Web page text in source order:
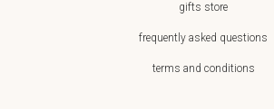
gifts store
frequently asked questions
terms and conditions